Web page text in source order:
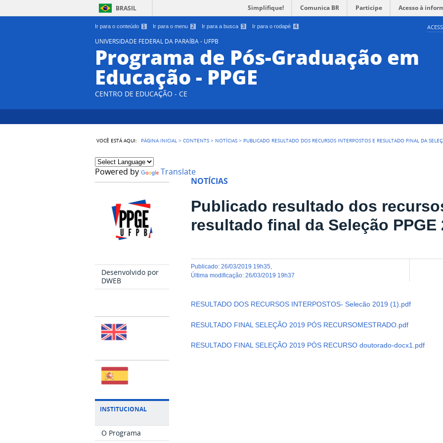
Ir para o conteúdo 1 Ir para o menu 2 Ir para a busca 3 Ir para o rodapé 4
BRASIL Simplifique! Comunica BR Participe Acesso à
UNIVERSIDADE FEDERAL DA PARAÍBA - UFPB
Programa de Pós-Graduação em
Educação - PPGE
CENTRO DE EDUCAÇÃO - CE
VOCÊ ESTÁ AQUI: PÁGINA INICIAL >CONTENTS > NOTÍCIAS > PUBLICADO RESULTADO DOS RECURSOS INTERPOSTOS E RESULTADO FINAL DA
Powered by Translate
Desenvolvido por
DWEB
INSTITUCIONAL
O Programa
NOTÍCIAS
Publicado resultado dos
resultado final da Seleção PPGE
publicado:26/03/2019 19h35
última modificação:26/03/2019 19h37
RESULTADO DOS RECURSOS INTERPOSTOS- Selecão 2019 (1).pdf
RESULTADO FINAL SELEÇÃO 2019 PÓS RECURSOMESTRADO.pdf
RESULTADO FINAL SELEÇÃO 2019 PÓS RECURSO doutorado-docx1.pdf